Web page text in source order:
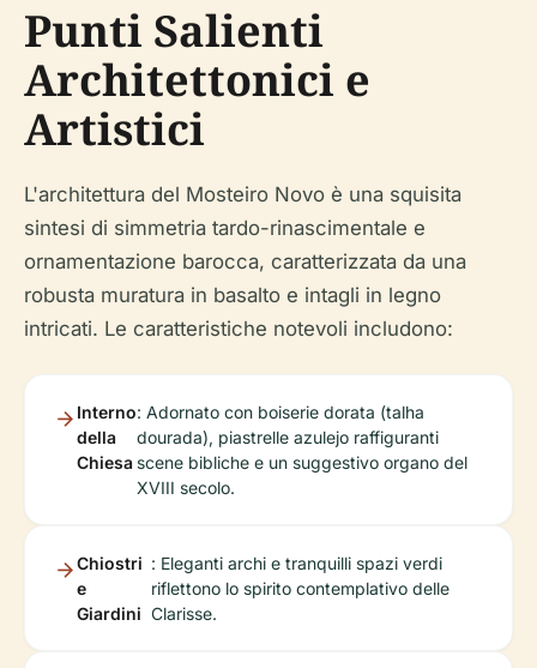
Punti Salienti
Architettonici e
Artistici
L'architettura del Mosteiro Novo è una squisita
sintesi di simmetria tardo-rinascimentale e
ornamentazione barocca, caratterizzata da una
robusta muratura in basalto e intagli in legno
intricati. Le caratteristiche notevoli includono:
Interno
della
Chiesa
: Adornato con boiserie dorata (talha
dourada), piastrelle azulejo raffiguranti
scene bibliche e un suggestivo organo del
XVIII secolo.
Chiostri
e
Giardini
: Eleganti archi e tranquilli spazi verdi
riflettono lo spirito contemplativo delle
Clarisse.